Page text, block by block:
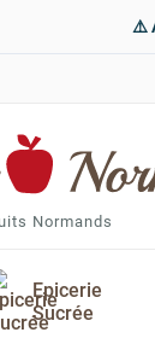
⚠️
Normands
Epicerie
Sucrée